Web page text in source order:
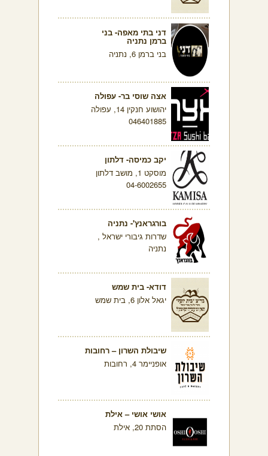
דני בתי מאפה- בני
ברמן נתניה
בני ברמן 6, נתניה
אצה שוסי בר- עפולה
יהושוע חנקין 14, עפולה
046401885
יקב כמיסה- דלתון
מוסקט 1, מושב דלתון
04-6002655
בורגראנץ'- נתניה
שדרות גיבורי ישראל ,
נתניה
דודא- בית שמש
יגאל אלון 6, בית שמש
שיבולת השרון – רחובות
אופניימר 4, רחובות
אושי אושי – אילת
הסתת 20, אילת